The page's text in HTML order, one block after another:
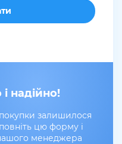
надійно!
залишилося
цю форму і
менеджера